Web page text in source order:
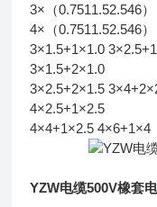
3×（0.7511.52.546）
4×（0.7511.52.546）
3×1.5+1×1.0
3×1.5+2×1.0
3×2.5+2×1.5
4×2.5+1×2.5
4×4+1×2.5 4×6+1×4
YZW电缆500V橡套